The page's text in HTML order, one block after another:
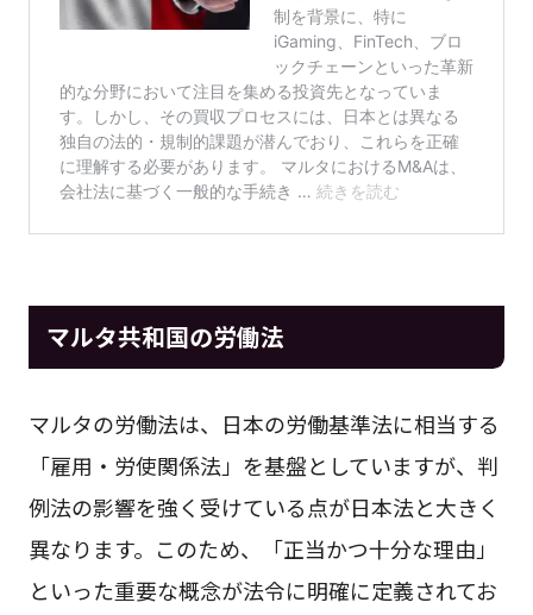
マルタ共和国の労働法
マルタの労働法は、日本の労働基準法に相当する
「雇用・労使関係法」を基盤としていますが、判
例法の影響を強く受けている点が日本法と大きく
異なります。このため、「正当かつ十分な理由」
といった重要な概念が法令に明確に定義されてお